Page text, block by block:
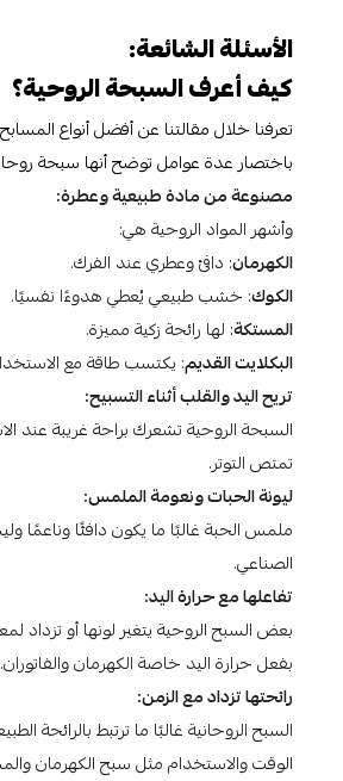
الأسئلة الشائعة:
كيف أعرف السبحة الروحية؟
تعرفنا خلال مقالتنا عن أفضل أنواع
باختصار عدة عوامل توضح أنها سبحة
مصنوعة من مادة طبيعية وعطرة:
وأشهر المواد الروحية هي:
الكهرمان: دافئ وعطري عند الفرك.
الكوك: خشب طبيعي يُعطي هدوءًا نفسيًا.
المستكة: لها رائحة زكية مميزة.
البكلايت القديم: يكتسب طاقة مع
تريح اليد والقلب أثناء التسبيح:
السبحة الروحية تشعرك براحة غريبة عند
تمتص التوتر.
ليونة الحبات ونعومة الملمس:
ملمس الحبة غالبًا ما يكون دافئًا وناعمًا
الصناعي.
تفاعلها مع حرارة اليد:
بعض السبح الروحية يتغير لونها أو تزداد
بفعل حرارة اليد خاصة الكهرمان والفاتوران.
رائحتها تزداد مع الزمن:
السبح الروحانية غالبًا ما ترتبط بالرائحة
الوقت والاستخدام مثل سبح الكهرمان